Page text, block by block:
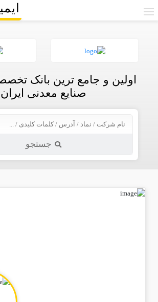
اولین و جامع ترین بانک
صنایع معدنی ایران
جستجو